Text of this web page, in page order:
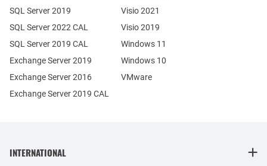
Exchange Server 2019
Exchange Server 2016
SQL Server 2019
SQL Server 2022 CAL
SQL Server 2019 CAL
Exchange Server 2019 CAL
Visio 2021
Visio 2019
Windows 11
Windows 10
VMware
INTERNATIONAL